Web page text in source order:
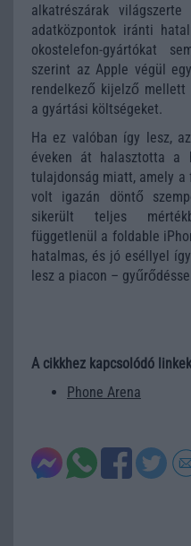
alkatrészárak
adatközpontok iránti
okostelefon-gyártókat
szerint az Apple végül
rendelkező kijelző mellett
a gyártási költségeket.
Ha ez valóban így lesz,
éveken át halasztotta a
tulajdonság miatt, amely a
volt igazán döntő
sikerült teljes
függetlenül a foldable
hatalmas, és jó eséllyel
lesz a piacon –
A cikkhez kapcsolódó
Phone Arena